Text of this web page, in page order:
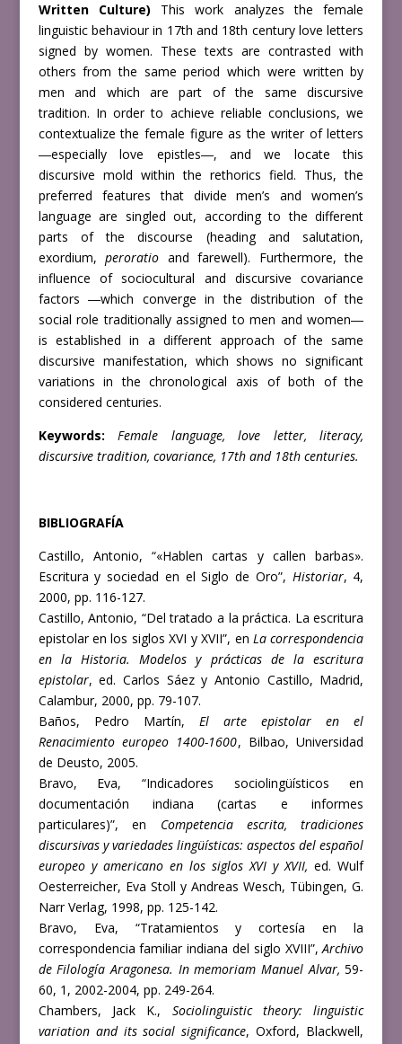
Written Culture) This work analyzes the female
linguistic behaviour in 17th and 18th century love letters
signed by women. These texts arecontrasted with
others from the same period which were written by
men and whichare part of the same discursive
tradition. In order to achieve reliable conclusions, we
contextualize the female figure as the writer of letters
―especially love epistles―, and we locate this
discursive mold within the rethorics field. Thus, the
preferred features that divide men’s and women’s
language are singled out, according to thedifferent
parts of the discourse (heading and salutation,
exordium,peroratio andfarewell). Furthermore, the
influence of sociocultural and discursive covariance
factors ―which converge in the distribution of the
social role traditionally assignedto men and women―
is established in a different approach of the same
discursive manifestation, which shows no significant
variations in the chronological axis ofboth of the
considered centuries.
Keywords:
Female language, love letter, literacy,
discursive tradition, covariance, 17th and 18th centuries.
BIBLIOGRAFÍA
Castillo, Antonio, “«Hablen cartas y callen barbas».
Escritura y sociedad en el Siglo de Oro”, Historiar, 4,
2000, pp. 116-127.
Castillo, Antonio, “Del tratado a la práctica. La escritura
epistolar en los siglos XVI y XVII”, en La correspondencia
en la Historia. Modelos y prácticas de la escritura
epistolar, ed. Carlos Sáez y Antonio Castillo, Madrid,
Calambur, 2000, pp. 79-107.
Baños, Pedro Martín, El arte epistolar en el
Renacimiento europeo 1400-1600, Bilbao, Universidad
de Deusto, 2005.
Bravo, Eva, “Indicadores sociolingüísticos en
documentación indiana (cartas e informes
particulares)”, en Competencia escrita, tradiciones
discursivas y variedades lingüísticas: aspectos del español
europeo y americano en los siglos XVI y XVII,ed. Wulf
Oesterreicher, Eva Stoll y Andreas Wesch, Tübingen, G.
Narr Verlag, 1998, pp. 125-142.
Bravo, Eva, “Tratamientos y cortesía en la
correspondencia familiar indiana del siglo XVIII”,Archivo
de Filología Aragonesa. In memoriam Manuel Alvar, 59-
60, 1, 2002-2004, pp. 249-264.
Chambers, Jack K., Sociolinguistic theory: linguistic
variation and its social significance, Oxford, Blackwell,